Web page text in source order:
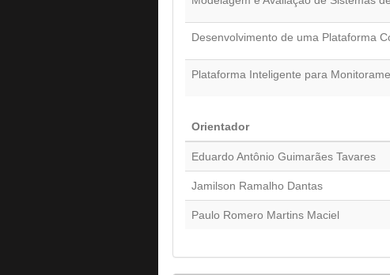
Desenvolvimento de uma Plataforma
Plataforma Inteligente para
Orientador
Eduardo Antônio Guimarães Tavares
Jamilson Ramalho Dantas
Paulo Romero Martins Maciel